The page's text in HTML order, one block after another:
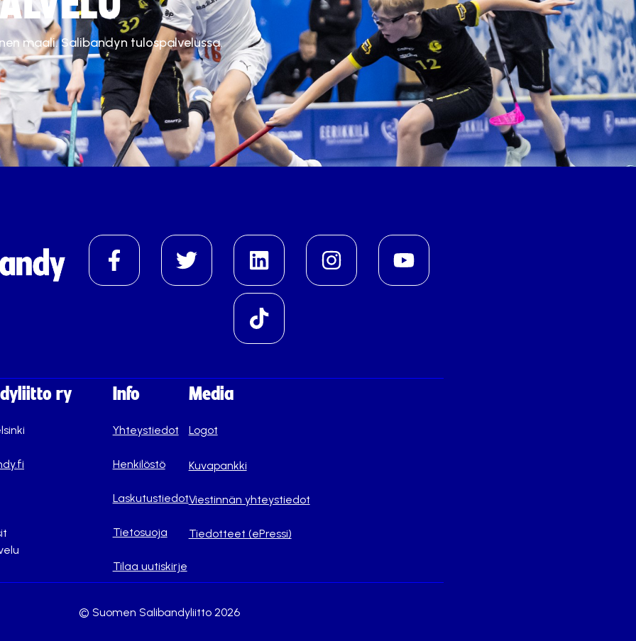
maali. Salibandyn tulospalvelussa.
ry Info
Yhteystiedot
Henkilöstö
Laskutustiedot
Tietosuoja
Tilaa uutiskirje
Media
Logot
Kuvapankki
Viestinnän yhteystiedot
Tiedotteet (ePressi)
© Suomen Salibandyliitto 2026